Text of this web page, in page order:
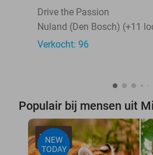
Drive the Passion
Nuland (Den Bosch) (+11
Verkocht: 96
Populair bij mensen uit
NEW
TODAY